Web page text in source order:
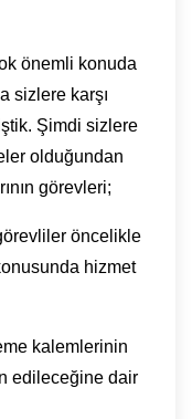
önemli konuda
sizlere karşı
Şimdi sizlere
olduğundan
görevleri;
öncelikle
hizmet
kalemlerinin
edileceğine dair